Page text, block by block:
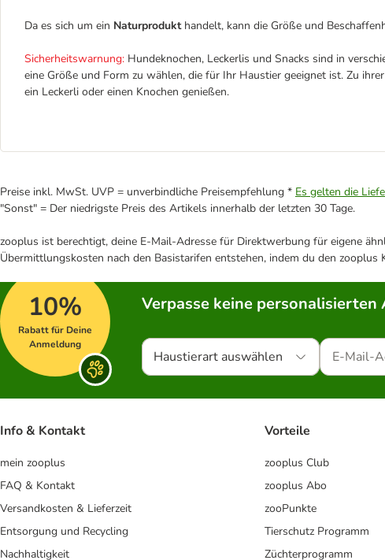
Da es sich um ein Naturprodukthandelt, kann die Größe und
Sicherheitswarnung: Hundeknochen, Leckerlis und Snacks sind in
eine Größe und Form zu wählen, die für Ihr Haustier geeignet ist. Zu
ein Leckerli oder einen Knochen genießen.
Preise inkl. MwSt. UVP = unverbindliche Preisempfehlung * Es gelten die
"Sonst" = Der niedrigste Preis des Artikels innerhalb der letzten 30 Tage.
zooplus ist berechtigt, deine E-Mail-Adresse für Direktwerbung für eigene
Übermittlungskosten nach den Basistarifen entstehen, indem du den
10%
Rabatt für Deine
Anmeldung
Verpasse keine
Haustierart auswählen
Info & Kontakt
mein zooplus
FAQ & Kontakt
Versandkosten & Lieferzeit
Entsorgung und Recycling
Nachhaltigkeit
Vorteile
zooplus Club
zooplus Abo
zooPunkte
Tierschutz Programm
Züchterprogramm